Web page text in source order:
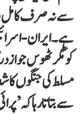
سے نہ صرف کامل
ہے۔ ایران-
کو مگر ٹھوس جواز
مسلط کی جنگوں کا
سے بتاتا رہا کہ